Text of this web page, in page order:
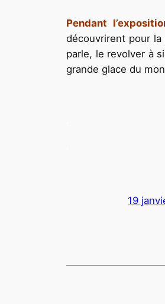
Pendant
découvrirent pour
parle, le revolver à
grande glace du
19